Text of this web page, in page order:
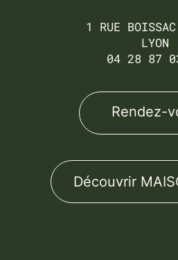
1 RUE
LYON
04 28 87
Rendez-
Découvrir